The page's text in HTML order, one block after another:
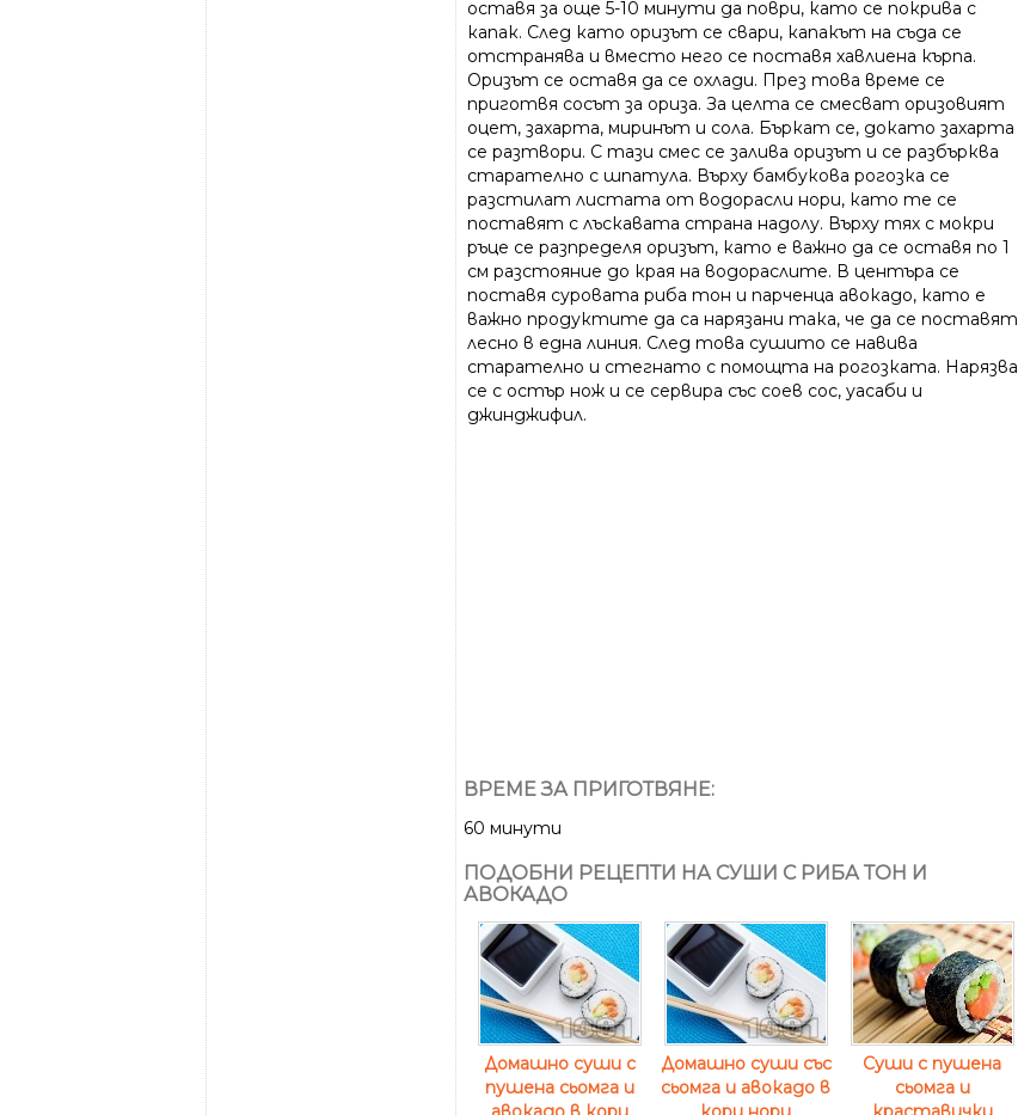
оставя за още 5-10 минути да поври, като се покрива с
капак. След като оризът се свари, капакът на съда се
отстранява и вместо него се поставя хавлиена кърпа.
Оризът се оставя да се охлади. През това време се
приготвя сосът за ориза. За целта се смесват оризовият
оцет, захарта, миринът и сола. Бъркат се, докато захарта
се разтвори. С тази смес се залива оризът и се разбърква
старателно с шпатула. Върху бамбукова рогозка се
разстилат листата от водорасли нори, като те се
поставят с лъскавата страна надолу. Върху тях с мокри
ръце се разпределя оризът, като е важно да се оставя по 1
см разстояние до края на водораслите. В центъра се
поставя суровата риба тон и парченца авокадо, като е
важно продуктите да са нарязани така, че да се поставят
лесно в една линия. След това сушито се навива
старателно и стегнато с помощта на рогозката. Нарязва
се с остър нож и се сервира със соев сос, уасаби и
джинджифил.
ВРЕМЕ ЗА ПРИГОТВЯНЕ:
60 минути
ПОДОБНИ РЕЦЕПТИ НА СУШИ С РИБА ТОН И
АВОКАДО
Домашно суши с
пушена сьомга и
Домашно суши със
сьомга и авокадо в
Суши с пушена
сьомга и